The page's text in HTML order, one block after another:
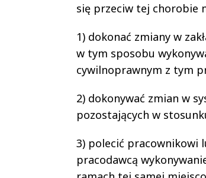
się przeciw tej chorobie
1) dokonać zmiany w
w tym sposobu
cywilnoprawnym z tym
2) dokonywać zmian w
pozostających w
3) polecić pracownikowi
pracodawcą